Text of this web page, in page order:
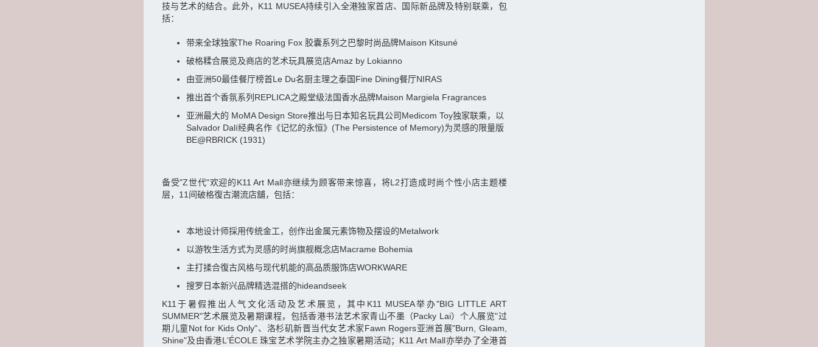
技与艺术的结合。此外，K11 MUSEA持续引入全港独家首店、国际新品牌及特别联乘，包
括：
带来全球独家The Roaring Fox 胶囊系列之巴黎时尚品牌Maison Kitsuné
破格糅合展览及商店的艺术玩具展览店Amaz by Lokianno
由亚洲50最佳餐厅榜首Le Du名厨主理之泰国Fine Dining餐厅NIRAS
推出首个香氛系列REPLICA之殿堂级法国香水品牌Maison Margiela Fragrances
亚洲最大的 MoMA Design Store推出与日本知名玩具公司Medicom Toy独家联乘，以
Salvador Dalí经典名作《记忆的永恒》(The Persistence of Memory)为灵感的限量版
BE@RBRICK (1931)
备受"Z世代"欢迎的K11 Art Mall亦继续为顾客带来惊喜，将L2打造成时尚个性小店主题楼
层，11间破格復古潮流店舖，包括：
本地设计师採用传统金工，创作出金属元素饰物及摆设的Metalwork
以游牧生活方式为灵感的时尚旗舰概念店Macrame Bohemia
主打揉合復古风格与现代机能的高品质服饰店WORKWARE
搜罗日本新兴品牌精选混搭的hideandseek
K11于暑假推出人气文化活动及艺术展览，其中K11 MUSEA举办"BIG LITTLE ART
SUMMER"艺术展览及暑期课程，包括香港书法艺术家青山不墨（Packy Lai）个人展览"过
期儿童Not for Kids Only"、洛杉矶新晋当代女艺术家Fawn Rogers亚洲首展"Burn, Gleam,
Shine"及由香港L'ÉCOLE 珠宝艺术学院主办之独家暑期活动；K11 Art Mall亦举办了全港首